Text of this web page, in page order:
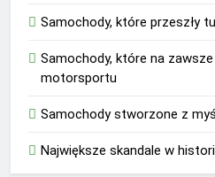
Samochody, które przeszły
Samochody, które na zawsze
motorsportu
Samochody stworzone z
Największe skandale w